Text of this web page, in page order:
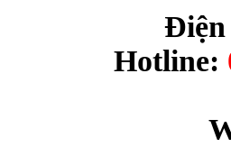
Điện
Hotline: